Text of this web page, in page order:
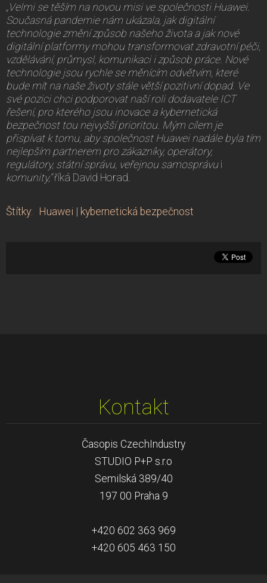
„Velmi se těším na novou misi ve společnosti Huawei.
Současná pandemie nám ukázala, jak digitální
technologie změní způsob našeho života a jak nové
digitální platformy mohou transformovat zdravotní péči,
vzdělávání, průmysl, komunikaci i způsob práce. Nové
technologie jsou rychle se měnícím odvětvím, které
bude mít na naše životy stále větší pozitivní dopad. Ve
své pozici chci podporovat naší roli dodavatele ICT
řešení, pro kterého jsou inovace a kybernetická
bezpečnost tou nejvyšší prioritou. Mým cílem je
přispívat k tomu, aby společnost Huawei nadále byla tím
nejlepším partnerem pro zákazníky, operátory,
regulátory, státní správu, veřejnou samosprávu i
komunity,“říká David Horad.
Štítky: Huawei | kybernetická bezpečnost
Kontakt
Časopis CzechIndustry
STUDIO P+P s.r.o
Semilská 389/40
197 00 Praha 9
+420 602 363 969
+420 605 463 150